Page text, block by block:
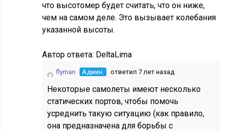
что высотомер будет считать, что он ниже,
чем на самом деле. Это вызывает колебания
указанной высоты.
Автор ответа: DeltaLima
flyman Админ. ответил 7 лет назад
Некоторые самолеты имеют несколько
статических портов, чтобы помочь
усреднить такую ситуацию (как правило,
она предназначена для борьбы с